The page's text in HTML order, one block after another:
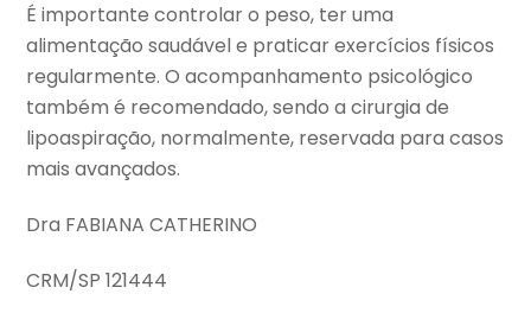
É importante controlar o peso, ter uma
alimentação saudável e praticar exercícios físicos
regularmente. O acompanhamento psicológico
também é recomendado, sendo a cirurgia de
lipoaspiração, normalmente, reservada para casos
mais avançados.
Dra FABIANA CATHERINO
CRM/SP 121444